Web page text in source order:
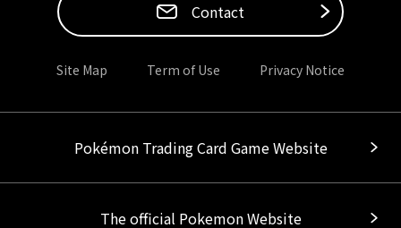
Contact
Site Map Term of Use Privacy Notice
Pokémon Trading Card Game Website
The official Pokemon Website